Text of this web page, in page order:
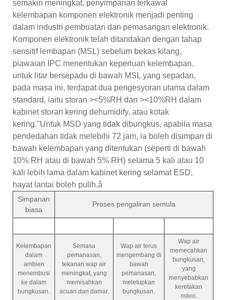
semakin meningkat, penyimpanan terkawal
kelembapan komponen elektronik menjadi penting
dalam industri pembuatan dan pemasangan elektronik.
Komponen elektronik telah ditandakan dengan tahap
sensitif lembapan (MSL) sebelum bekas kilang,
piawaian IPC menentukan keperluan kelembapan.
untuk litar bersepadu di bawah MSL yang sepadan,
pada masa ini, terdapat dua pengesyoran utama dalam
standard, iaitu storan ><5%RH dan ><10%RH dalam
kabinet storan kering dehumidify, atau kotak
kering."Untuk MSD yang tidak dibungkus, apabila masa
pendedahan tidak melebihi 72 jam, ia boleh disimpan di
bawah kelembapan yang ditentukan (seperti di bawah
10% RH atau di bawah 5% RH) selama 5 kali atau 10
kali lebih lama dalam kabinet kering selamat ESD,
hayat lantai boleh pulih.â
Simpanan
biasa
Proses pengaliran semula
Kelembapan
dalam
ambien
menembusi
ke dalam
bungkusan.
Semasa
pemanasan,
tekanan wap air
meningkat, yang
memisahkan
acuan dan damar.
Wap air terus
mengembang di
bawah
pemanasan,
meletupkan
bungkusan.
Wap air
memecahkan
bungkusan,
yang
menyebabkan
keretakan
mikro.